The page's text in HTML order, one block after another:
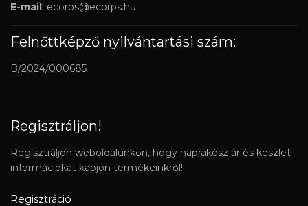
E-mail: ecorps@ecorps.hu
Felnőttképző nyilvántartási szám:
B/2024/000685
Regisztráljon!
Regisztráljon weboldalunkon, hogy naprakész ár és készlet
információkat kapjon termékeinkről!
Regisztráció